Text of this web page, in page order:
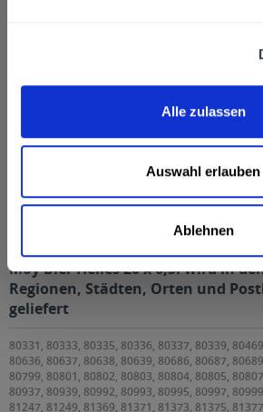
Alle zulassen
Auswahl erlauben
Ablehnen
Moy Bier Helles 20 x
Moy Bier Helles 20 x 0,5l wird in
Regionen, Städten, Orten und
geliefert
80331, 80333, 80335, 80336, 80337, 80339,
80636, 80637, 80638, 80639, 80686, 80687,
80799, 80801, 80802, 80803, 80804, 80805,
80937, 80939, 80992, 80993, 80995, 80997,
81247, 81249, 81369, 81371, 81373, 81375,